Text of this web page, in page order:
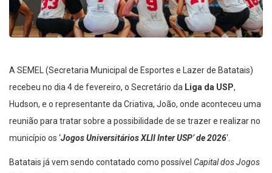
A SEMEL (Secretaria Municipal de Esportes e Lazer de Batatais)
recebeu no dia 4 de fevereiro, o Secretário da Liga da USP ,
Hudson, e o representante da Criativa, João, onde aconteceu uma
reunião para tratar sobre a possibilidade de se trazer e realizar no
município os ‘ Jogos Universitários XLII Inter USP’ de 2026 ‘.
Batatais já vem sendo contatado como possível Capital dos Jogos